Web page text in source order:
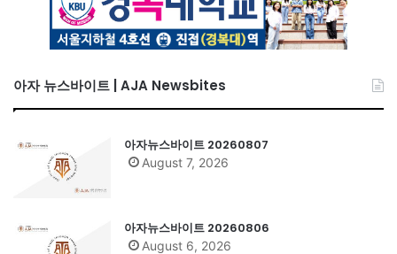
아자 뉴스바이트 | AJA Newsbites
아자뉴스바이트 20260807
August 7, 2026
아자뉴스바이트 20260806
August 6, 2026